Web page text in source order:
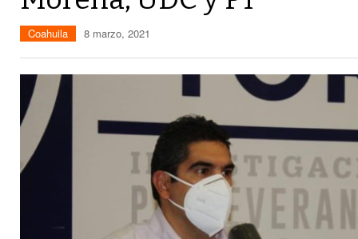
Coahuila 8 marzo, 2021